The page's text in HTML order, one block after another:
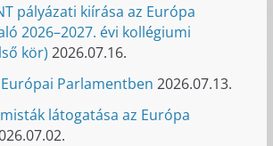
pályázati kiírása az Európa
2026–2027. évi kollégiumi
kör) 2026.07.16.
Parlamentben 2026.07.13.
látogatása az Európa